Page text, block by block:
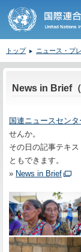
トップ ニュース・プ
News in Brief（
国連ニュースセンタ
せんか。
その日の記事テキ
ともできます。
» News in Brief